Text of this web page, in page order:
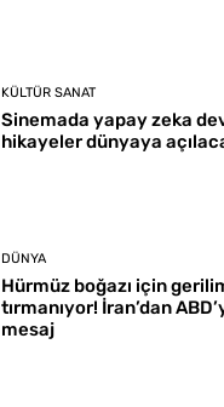
KÜLTÜR SANAT
Sinemada yapay zeka
hikayeler dünyaya
DÜNYA
Hürmüz boğazı için
tırmanıyor! İran’dan
mesaj